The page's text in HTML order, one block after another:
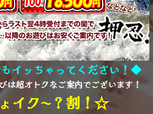
イッちゃってください！◆
は超オトクなご案内でございます！
イク〜？割！☆